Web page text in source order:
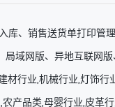
库、销售送货单打印管
域网版、异地互联网
行业,机械行业,灯饰
产品类,母婴行业,皮革